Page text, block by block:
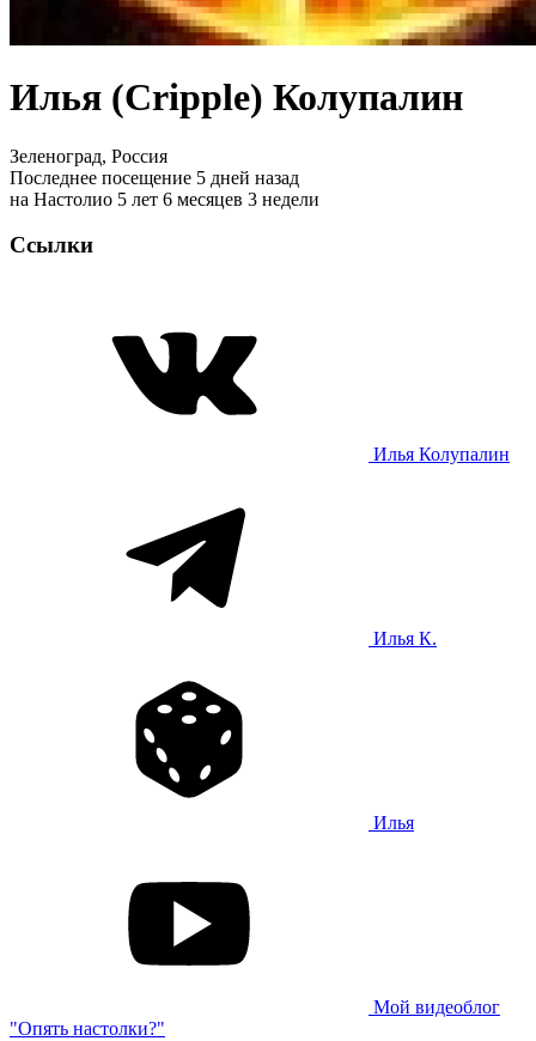
Илья (Cripple) Колупалин
Зеленоград, Россия
Последнее посещение 5 дней назад
на Настолио 5 лет 6 месяцев 3 недели
Ссылки
Илья Колупалин
Илья К.
Илья
Мой видеоблог
"Опять настолки?"